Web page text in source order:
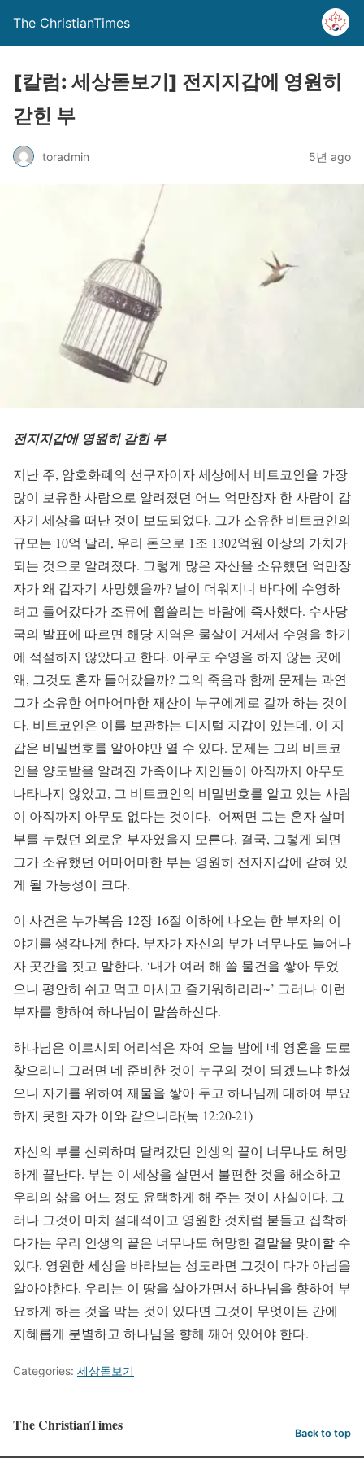
The ChristianTimes
[칼럼: 세상돋보기] 전지지갑에 영원히
갇힌 부
toradmin 5년 ago
전지지갑에 영원히 갇힌 부
지난 주, 암호화폐의 선구자이자 세상에서 비트코인을 가장
많이 보유한 사람으로 알려졌던 어느 억만장자 한 사람이 갑
자기 세상을 떠난 것이 보도되었다. 그가 소유한 비트코인의
규모는 10억 달러, 우리 돈으로 1조 1302억원 이상의 가치가
되는 것으로 알려졌다. 그렇게 많은 자산을 소유했던 억만장
자가 왜 갑자기 사망했을까? 날이 더워지니 바다에 수영하
려고 들어갔다가 조류에 휩쓸리는 바람에 즉사했다. 수사당
국의 발표에 따르면 해당 지역은 물살이 거세서 수영을 하기
에 적절하지 않았다고 한다. 아무도 수영을 하지 않는 곳에
왜, 그것도 혼자 들어갔을까? 그의 죽음과 함께 문제는 과연
그가 소유한 어마어마한 재산이 누구에게로 갈까 하는 것이
다. 비트코인은 이를 보관하는 디지털 지갑이 있는데, 이 지
갑은 비밀번호를 알아야만 열 수 있다. 문제는 그의 비트코
인을 양도받을 알려진 가족이나 지인들이 아직까지 아무도
나타나지 않았고, 그 비트코인의 비밀번호를 알고 있는 사람
이 아직까지 아무도 없다는 것이다. 어쩌면 그는 혼자 살며
부를 누렸던 외로운 부자였을지 모른다. 결국, 그렇게 되면
그가 소유했던 어마어마한 부는 영원히 전자지갑에 갇혀 있
게 될 가능성이 크다.
이 사건은 누가복음 12장 16절 이하에 나오는 한 부자의 이
야기를 생각나게 한다. 부자가 자신의 부가 너무나도 늘어나
자 곳간을 짓고 말한다. ‘내가 여러 해 쓸 물건을 쌓아 두었
으니 평안히 쉬고 먹고 마시고 즐거워하리라~’ 그러나 이런
부자를 향하여 하나님이 말씀하신다.
하나님은 이르시되 어리석은 자여 오늘 밤에 네 영혼을 도로
찾으리니 그러면 네 준비한 것이 누구의 것이 되겠느냐 하셨
으니 자기를 위하여 재물을 쌓아 두고 하나님께 대하여 부요
하지 못한 자가 이와 같으니라(눅 12:20-21)
자신의 부를 신뢰하며 달려갔던 인생의 끝이 너무나도 허망
하게 끝난다. 부는 이 세상을 살면서 불편한 것을 해소하고
우리의 삶을 어느 정도 윤택하게 해 주는 것이 사실이다. 그
러나 그것이 마치 절대적이고 영원한 것처럼 붙들고 집착하
다가는 우리 인생의 끝은 너무나도 허망한 결말을 맞이할 수
있다. 영원한 세상을 바라보는 성도라면 그것이 다가 아님을
알아야한다. 우리는 이 땅을 살아가면서 하나님을 향하여 부
요하게 하는 것을 막는 것이 있다면 그것이 무엇이든 간에
지혜롭게 분별하고 하나님을 향해 깨어 있어야 한다.
Categories: 세상돋보기
The ChristianTimes Back to top